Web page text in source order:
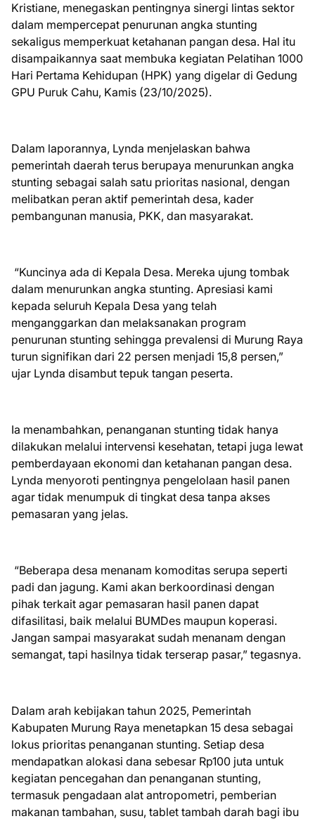
Kristiane, menegaskan pentingnya sinergi lintas sektor
dalam mempercepat penurunan angka stunting
sekaligus memperkuat ketahanan pangan desa. Hal itu
disampaikannya saat membuka kegiatan Pelatihan 1000
Hari Pertama Kehidupan (HPK) yang digelar di Gedung
GPU Puruk Cahu, Kamis (23/10/2025).
Dalam laporannya, Lynda menjelaskan bahwa
pemerintah daerah terus berupaya menurunkan angka
stunting sebagai salah satu prioritas nasional, dengan
melibatkan peran aktif pemerintah desa, kader
pembangunan manusia, PKK, dan masyarakat.
“Kuncinya ada di Kepala Desa. Mereka ujung tombak
dalam menurunkan angka stunting. Apresiasi kami
kepada seluruh Kepala Desa yang telah
menganggarkan dan melaksanakan program
penurunan stunting sehingga prevalensi di Murung Raya
turun signifikan dari 22 persen menjadi 15,8 persen,”
ujar Lynda disambut tepuk tangan peserta.
Ia menambahkan, penanganan stunting tidak hanya
dilakukan melalui intervensi kesehatan, tetapi juga lewat
pemberdayaan ekonomi dan ketahanan pangan desa.
Lynda menyoroti pentingnya pengelolaan hasil panen
agar tidak menumpuk di tingkat desa tanpa akses
pemasaran yang jelas.
“Beberapa desa menanam komoditas serupa seperti
padi dan jagung. Kami akan berkoordinasi dengan
pihak terkait agar pemasaran hasil panen dapat
difasilitasi, baik melalui BUMDes maupun koperasi.
Jangan sampai masyarakat sudah menanam dengan
semangat, tapi hasilnya tidak terserap pasar,” tegasnya.
Dalam arah kebijakan tahun 2025, Pemerintah
Kabupaten Murung Raya menetapkan 15 desa sebagai
lokus prioritas penanganan stunting. Setiap desa
mendapatkan alokasi dana sebesar Rp100 juta untuk
kegiatan pencegahan dan penanganan stunting,
termasuk pengadaan alat antropometri, pemberian
makanan tambahan, susu, tablet tambah darah bagi ibu